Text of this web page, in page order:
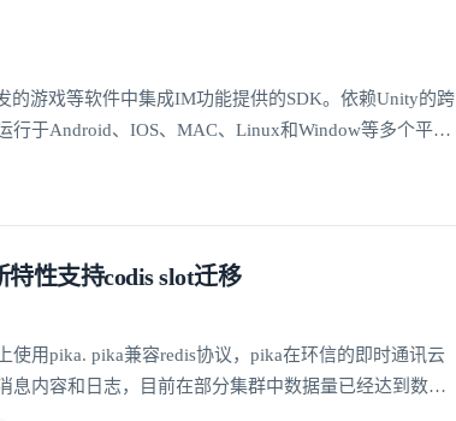
的游戏等软件中集成IM功能提供的SDK。依赖Unity的跨
行于Android、IOS、MAC、Linux和Window等多个平台
性支持codis slot迁移
使用pika. pika兼容redis协议，pika在环信的即时通讯云
息内容和日志，目前在部分集群中数据量已经达到数